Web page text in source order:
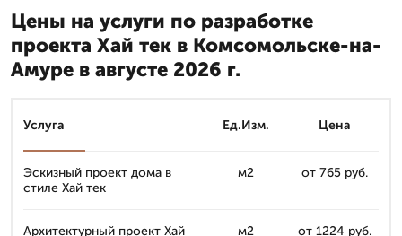
Цены на услуги по разработке
проекта Хай тек в Комсомольске-на-
Амуре в августе 2026 г.
Услуга Ед.Изм. Цена
Эскизный проект дома в
стиле Хай тек
м2 от 765 руб.
Архитектурный проект Хай
м2 от 1224 руб.